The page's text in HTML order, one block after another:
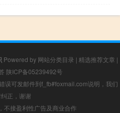
Powered by 网站分类目录 | 精选推荐文章 |
陕ICP备05239492号
误可发邮件到f_fb#foxmail.com说明，我们
正，谢谢
不接盈利性广告及商业合作